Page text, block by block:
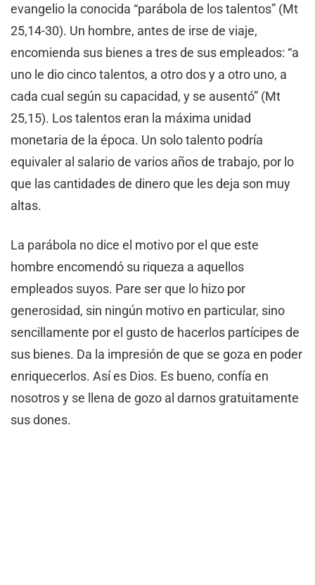
evangelio la conocida “parábola de los talentos” (Mt
25,14-30). Un hombre, antes de irse de viaje,
encomienda sus bienes a tres de sus empleados: “a
uno le dio cinco talentos, a otro dos y a otro uno, a
cada cual según su capacidad, y se ausentó” (Mt
25,15). Los talentos eran la máxima unidad
monetaria de la época. Un solo talento podría
equivaler al salario de varios años de trabajo, por lo
que las cantidades de dinero que les deja son muy
altas.
La parábola no dice el motivo por el que este
hombre encomendó su riqueza a aquellos
empleados suyos. Pare ser que lo hizo por
generosidad, sin ningún motivo en particular, sino
sencillamente por el gusto de hacerlos partícipes de
sus bienes. Da la impresión de que se goza en poder
enriquecerlos. Así es Dios. Es bueno, confía en
nosotros y se llena de gozo al darnos gratuitamente
sus dones.